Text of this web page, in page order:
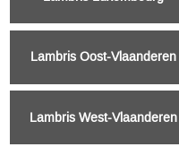
Lambris Oost-Vlaanderen
Lambris West-Vlaanderen